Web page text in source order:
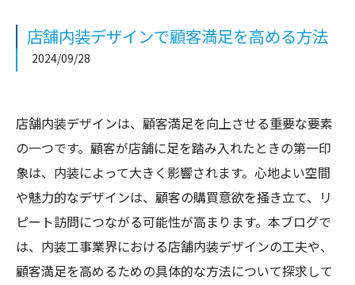
店舗内装デザインで顧客満足を高める方法
2024/09/28
店舗内装デザインは、顧客満足を向上させる重要な要素
の一つです。顧客が店舗に足を踏み入れたときの第一印
象は、内装によって大きく影響されます。心地よい空間
や魅力的なデザインは、顧客の購買意欲を掻き立て、リ
ピート訪問につながる可能性が高まります。本ブログで
は、内装工事業界における店舗内装デザインの工夫や、
顧客満足を高めるための具体的な方法について探求して